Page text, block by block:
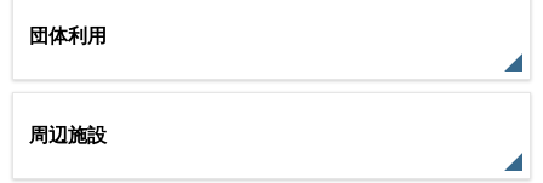
団体利用
周辺施設